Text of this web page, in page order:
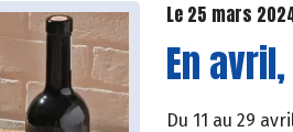
Le 25 mars
En
Du 11 au 29